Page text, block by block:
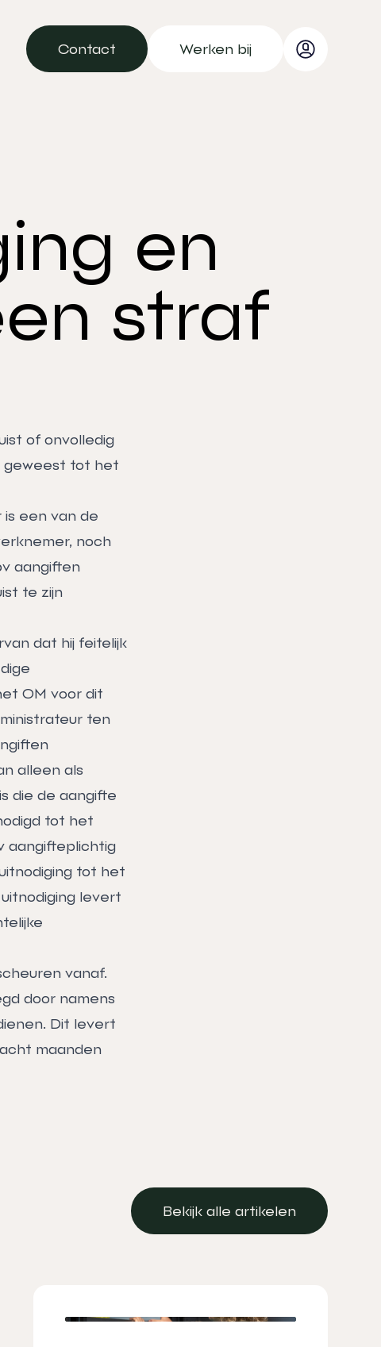
Contact
Contact
Werken bij
en
straf
of onvolledig
geweest tot het
een van de
noch
aangiften
te zijn
dat hij feitelijk
OM voor dit
ten
alleen als
die de aangifte
tot het
aangifteplichtig
tot het
levert
vanaf.
door namens
Dit levert
maanden
Bekijk alle artikelen
Bekijk alle artikelen